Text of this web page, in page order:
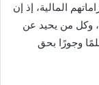
المالية، إذ إن
وكل من يحيد عن
وجورًا بحق